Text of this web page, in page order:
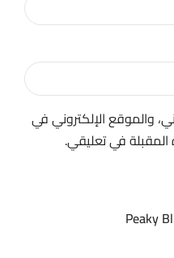
Peaky
والموقع الإلكتروني في
في تعليقي.